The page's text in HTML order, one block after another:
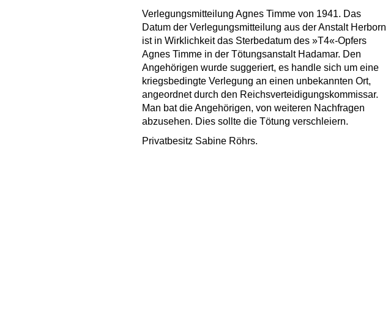
Verlegungsmitteilung Agnes Timme von 1941. Das
Datum der Verlegungsmitteilung aus der Anstalt Herborn
ist in Wirklichkeit das Sterbedatum des »T4«-Opfers
Agnes Timme in der Tötungsanstalt Hadamar. Den
Angehörigen wurde suggeriert, es handle sich um eine
kriegsbedingte Verlegung an einen unbekannten Ort,
angeordnet durch den Reichsverteidigungskommissar.
Man bat die Angehörigen, von weiteren Nachfragen
abzusehen. Dies sollte die Tötung verschleiern.
Privatbesitz Sabine Röhrs.